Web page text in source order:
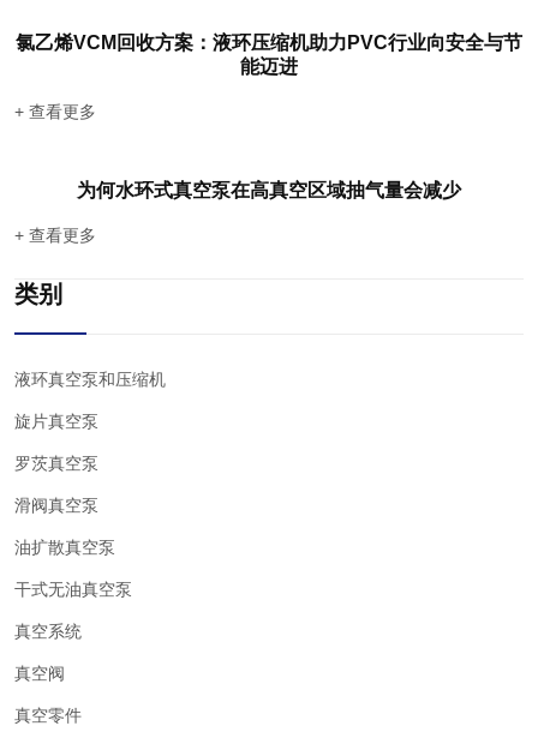
氯乙烯VCM回收方案：液环压缩机助力PVC行业向安全与节
能迈进
+ 查看更多
为何水环式真空泵在高真空区域抽气量会减少
+ 查看更多
类别
液环真空泵和压缩机
旋片真空泵
罗茨真空泵
滑阀真空泵
油扩散真空泵
干式无油真空泵
真空系统
真空阀
真空零件